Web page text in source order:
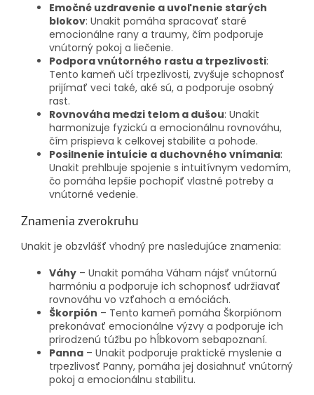
Emočné uzdravenie a uvoľnenie starých
blokov: Unakit pomáha spracovať staré
emocionálne rany a traumy, čím podporuje
vnútorný pokoj a liečenie.
Podpora vnútorného rastu a trpezlivosti:
Tento kameň učí trpezlivosti, zvyšuje schopnosť
prijímať veci také, aké sú, a podporuje osobný
rast.
Rovnováha medzi telom a dušou: Unakit
harmonizuje fyzickú a emocionálnu rovnováhu,
čím prispieva k celkovej stabilite a pohode.
Posilnenie intuície a duchovného vnímania:
Unakit prehlbuje spojenie s intuitívnym vedomím,
čo pomáha lepšie pochopiť vlastné potreby a
vnútorné vedenie.
Znamenia zverokruhu
Unakit je obzvlášť vhodný pre nasledujúce znamenia:
Váhy – Unakit pomáha Váham nájsť vnútornú
harmóniu a podporuje ich schopnosť udržiavať
rovnováhu vo vzťahoch a emóciách.
Škorpión – Tento kameň pomáha Škorpiónom
prekonávať emocionálne výzvy a podporuje ich
prirodzenú túžbu po hĺbkovom sebapoznaní.
Panna – Unakit podporuje praktické myslenie a
trpezlivosť Panny, pomáha jej dosiahnuť vnútorný
pokoj a emocionálnu stabilitu.